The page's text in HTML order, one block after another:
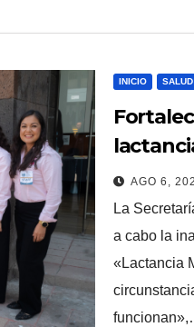
INICIO SALUD
Estatal
AGO 6,
La
a cabo la
«Lactancia